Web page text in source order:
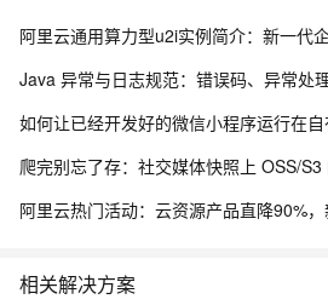
Java 异常与日志规范：错误码、异常处
如何让已经开发好的微信小程序运行在自
爬完别忘了存：社交媒体快照上 OSS/
相关解决方案